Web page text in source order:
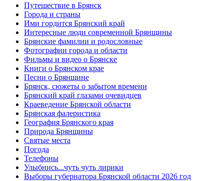
Путешествие в Брянск
Города и страны
Ими гордится Брянский край
Интересные люди современной Брянщины
Брянские фамилии и родословные
Фотографии города и области
Фильмы и видео о Брянске
Книги о Брянском крае
Песни о Брянщине
Брянск, сюжеты о забытом времени
Брянский край глазами очевидцев
Краеведение Брянской области
Брянская фалеристика
География Брянского края
Природа Брянщины
Святые места
Погода
Телефоны
Улыбнись...чуть чуть лирики
Выборы губернатора Брянской области 2026 год